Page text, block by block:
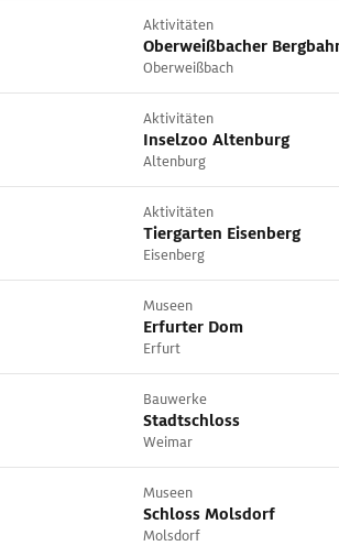
Aktivitäten
Oberweißbacher
Oberweißbach
Aktivitäten
Inselzoo Altenburg
Altenburg
Aktivitäten
Tiergarten Eisenberg
Eisenberg
Museen
Erfurter Dom
Erfurt
Bauwerke
Stadtschloss
Weimar
Museen
Schloss Molsdorf
Molsdorf